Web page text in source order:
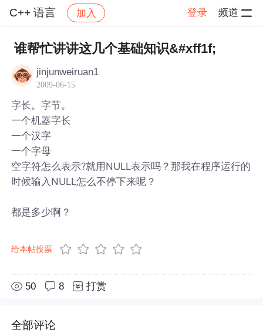
C++ 语言 加入 登录 频道
社区 C++ 语言 帖子详情
谁帮忙讲讲这几个基础知识&#xff1f;
jinjunweiruan1
2009-06-15
字长。字节。
一个机器字长
一个汉字
一个字母
空字符怎么表示?就用NULL表示吗？那我在程序运行的
时候输入NULL怎么不停下来呢？
都是多少啊？
给本帖投票
50 8 打赏
全部评论